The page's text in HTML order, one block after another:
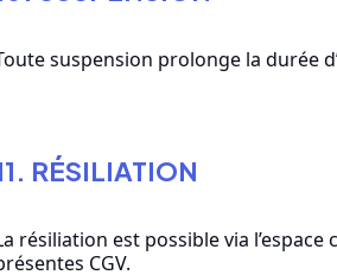
suspension prolonge la durée
RÉSILIATION
résiliation est possible via
CGV.